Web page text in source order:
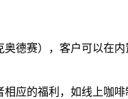
奥德赛），客户可以在
应的福利，如线上咖